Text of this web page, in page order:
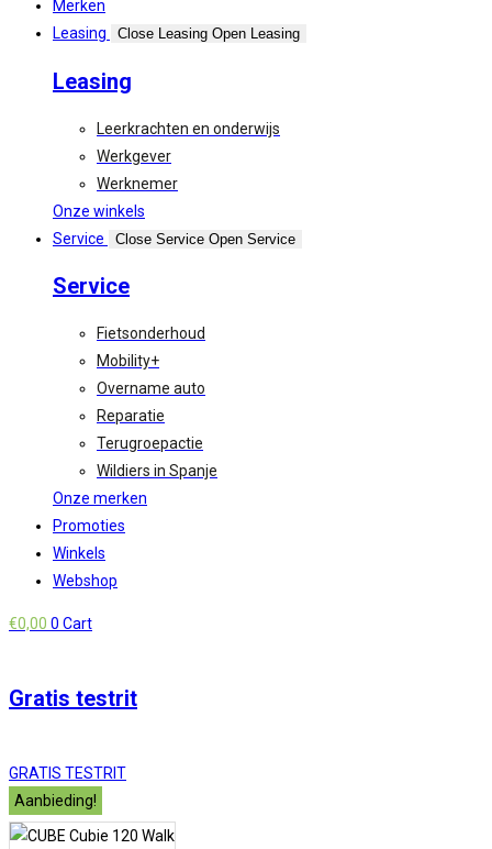
Merken
Leasing
Close Leasing Open Leasing
Leasing
Leerkrachten en onderwijs
Werkgever
Werknemer
Onze winkels
Service
Close Service Open Service
Service
Fietsonderhoud
Mobility+
Overname auto
Reparatie
Terugroepactie
Wildiers in Spanje
Onze merken
Promoties
Winkels
Webshop
€0,00 0 Cart
Gratis testrit
GRATIS TESTRIT
Aanbieding!